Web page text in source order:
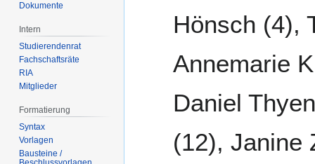
Hönsch (4),
Annemarie
Daniel
(12), Janine
Dokumente
Intern
Studierendenrat
Fachschaftsräte
RIA
Mitglieder
Formatierung
Syntax
Vorlagen
Bausteine /